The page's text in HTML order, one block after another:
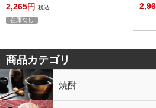
2,265円 税込
在庫なし
商品カテゴリ
焼酎